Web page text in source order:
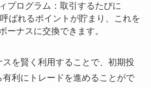
プログラム：取引するたびに
呼ばれるポイントが貯まり、これを
ーナスに交換できます。
スを賢く利用することで、初期投
有利にトレードを進めることがで